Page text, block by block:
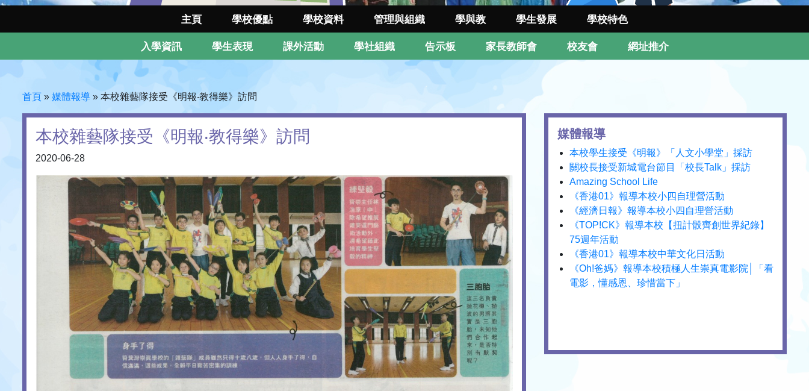
主頁 學校優點 學校資料 管理與組織 學與教 學生發展 學校特色
入學資訊 學生表現 課外活動 學社組織 告示板 家長教師會 校友會 網址推介
首頁 » 媒體報導 » 本校雜藝隊接受《明報‧教得樂》訪問
本校雜藝隊接受《明報‧教得樂》訪問
2020-06-28
媒體報導
本校學生接受《明報》「人文小學堂」採訪
關校長接受新城電台節目「校長Talk」採訪
Amazing School Life
《香港01》報導本校小四自理營活動
《經濟日報》報導本校小四自理營活動
《TOP!CK》報導本校【扭計骰齊創世界紀錄】
75週年活動
《香港01》報導本校中華文化日活動
《Oh!爸媽》報導本校積極人生崇真電影院│「看
電影，懂感恩、珍惜當下」